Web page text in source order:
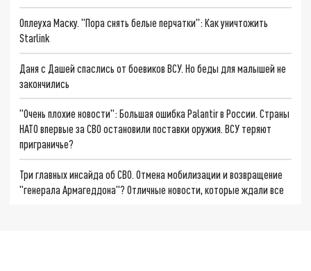
Оплеуха Маску. "Пора снять белые перчатки": Как уничтожить
Starlink
Даня с Дашей спаслись от боевиков ВСУ. Но беды для малышей не
закончились
"Очень плохие новости": Большая ошибка Palantir в России. Страны
НАТО впервые за СВО остановили поставки оружия. ВСУ теряют
приграничье?
Три главных инсайда об СВО. Отмена мобилизации и возвращение
"генерала Армагеддона"? Отличные новости, которые ждали все